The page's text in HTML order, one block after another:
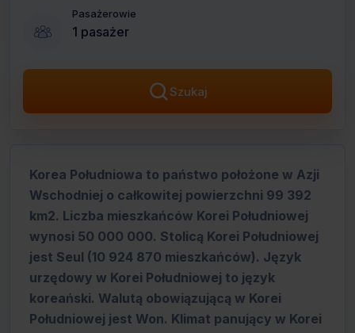
Pasażerowie
1 pasażer
Szukaj
Korea Południowa to państwo położone w Azji
Wschodniej o całkowitej powierzchni 99 392
km2. Liczba mieszkańców Korei Południowej
wynosi 50 000 000. Stolicą Korei Południowej
jest Seul (10 924 870 mieszkańców). Język
urzędowy w Korei Południowej to język
koreański. Walutą obowiązującą w Korei
Południowej jest Won. Klimat panujący w Korei